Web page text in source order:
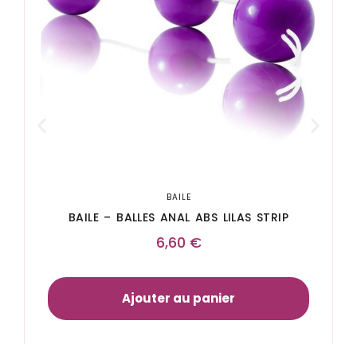
BAILE
BAILE – BALLES ANAL ABS LILAS STRIP
6,60 €
Ajouter au panier